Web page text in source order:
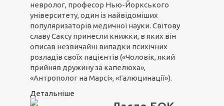
невролог, професор Нью-Йоркського
університету, один із найвідоміших
популяризаторів медичної науки. Світову
славу Саксу принесли книжки, в яких він
описав незвичайні випадки психічних
розладів своїх пацієнтів («Чоловік, який
прийняв дружину за капелюха»,
«Антрополог на Марсі», «Галюцинації»).
Детальніше